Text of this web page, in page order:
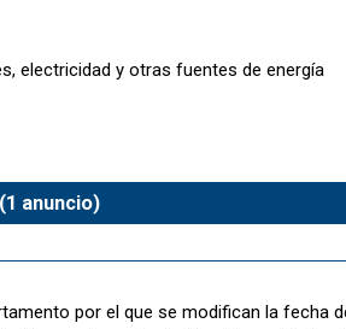
electricidad y otras fuentes de energía
anuncio)
por el que se modifican la fecha